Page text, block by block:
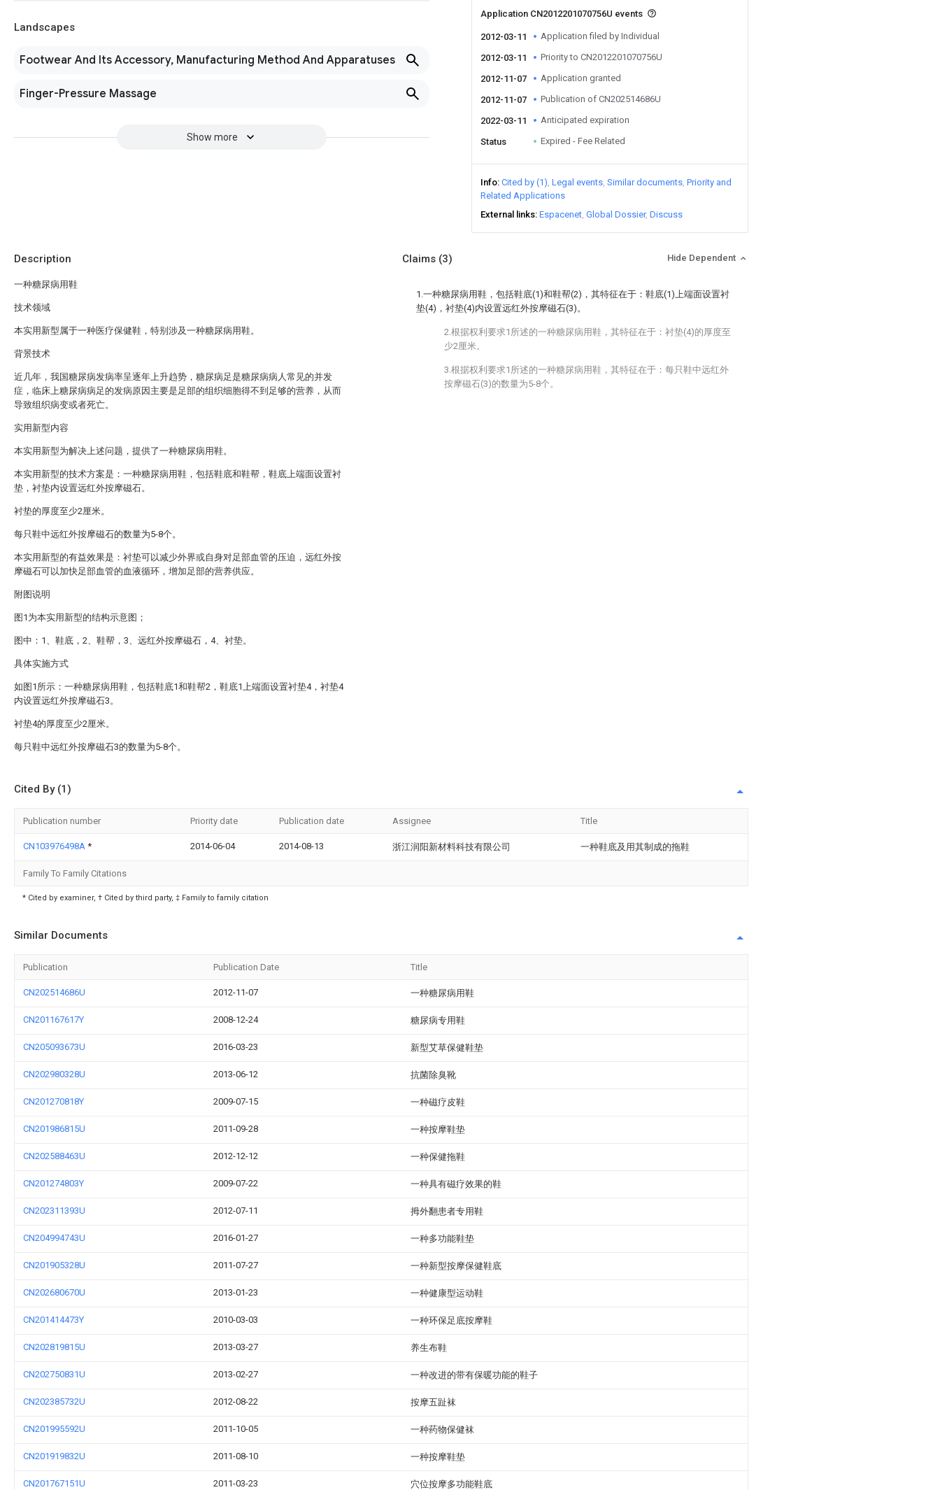
Landscapes
Footwear And Its Accessory, Manufacturing Method And Apparatuses
Finger-Pressure Massage
Show more
Application CN2012201070756U events
2012-03-11 Application filed by Individual
2012-03-11 Priority to CN2012201070756U
2012-11-07 Application granted
2012-11-07 Publication of CN202514686U
2022-03-11 Anticipated expiration
Status Expired - Fee Related
Info Cited by (1) Legal events Similar documents Priority and
Related Applications
External links Espacenet Global Dossier Discuss
Description
一种糖尿病用鞋
技术领域
本实用新型属于一种医疗保健鞋，特别涉及一种糖尿病用鞋。
背景技术
近几年，我国糖尿病发病率呈逐年上升趋势，糖尿病足是糖尿病病人常见的并发
症，临床上糖尿病病足的发病原因主要是足部的组织细胞得不到足够的营养，从而
导致组织病变或者死亡。
实用新型内容
本实用新型为解决上述问题，提供了一种糖尿病用鞋。
本实用新型的技术方案是：一种糖尿病用鞋，包括鞋底和鞋帮，鞋底上端面设置衬
垫，衬垫内设置远红外按摩磁石。
衬垫的厚度至少2厘米。
每只鞋中远红外按摩磁石的数量为5-8个。
本实用新型的有益效果是：衬垫可以减少外界或自身对足部血管的压迫，远红外按
摩磁石可以加快足部血管的血液循环，增加足部的营养供应。
附图说明
图1为本实用新型的结构示意图；
图中：1、鞋底，2、鞋帮，3、远红外按摩磁石，4、衬垫。
具体实施方式
如图1所示：一种糖尿病用鞋，包括鞋底1和鞋帮2，鞋底1上端面设置衬垫4，衬垫4
内设置远红外按摩磁石3。
衬垫4的厚度至少2厘米。
每只鞋中远红外按摩磁石3的数量为5-8个。
Claims (3) Hide Dependent
1.一种糖尿病用鞋，包括鞋底(1)和鞋帮(2)，其特征在于：鞋底(1)上端面设置衬
垫(4)，衬垫(4)内设置远红外按摩磁石(3)。
2.根据权利要求1所述的一种糖尿病用鞋，其特征在于：衬垫(4)的厚度至
少2厘米。
3.根据权利要求1所述的一种糖尿病用鞋，其特征在于：每只鞋中远红外
按摩磁石(3)的数量为5-8个。
Cited By (1)
Publication number Priority date Publication date Assignee Title
CN103976498A * 2014-06-04 2014-08-13 浙江润阳新材料科技有限公司 一种鞋底及用其制成的拖鞋
Family To Family Citations
* Cited by examiner, † Cited by third party, ‡ Family to family citation
Similar Documents
Publication Publication Date Title
CN202514686U 2012-11-07 一种糖尿病用鞋
CN201167617Y 2008-12-24 糖尿病专用鞋
CN205093673U 2016-03-23 新型艾草保健鞋垫
CN202980328U 2013-06-12 抗菌除臭靴
CN201270818Y 2009-07-15 一种磁疗皮鞋
CN201986815U 2011-09-28 一种按摩鞋垫
CN202588463U 2012-12-12 一种保健拖鞋
CN201274803Y 2009-07-22 一种具有磁疗效果的鞋
CN202311393U 2012-07-11 拇外翻患者专用鞋
CN204994743U 2016-01-27 一种多功能鞋垫
CN201905328U 2011-07-27 一种新型按摩保健鞋底
CN202680670U 2013-01-23 一种健康型运动鞋
CN201414473Y 2010-03-03 一种环保足底按摩鞋
CN202819815U 2013-03-27 养生布鞋
CN202750831U 2013-02-27 一种改进的带有保暖功能的鞋子
CN202385732U 2012-08-22 按摩五趾袜
CN201995592U 2011-10-05 一种药物保健袜
CN201919832U 2011-08-10 一种按摩鞋垫
CN201767151U 2011-03-23 穴位按摩多功能鞋底